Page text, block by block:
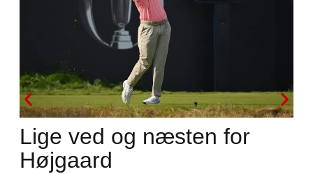
Lige ved og næsten for
Højgaard